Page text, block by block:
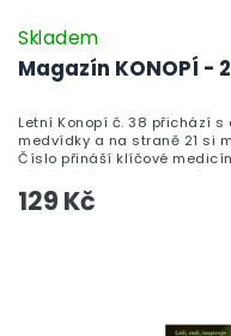
Magazín KONOPÍ -
Skladem
129 Kč
Letní Konopí č. 38 přichází s
medvídky a na straně 21 si
Číslo přináší klíčové
při léčbě úzkosti, depresí a
konopí od kočovníků po
tajemství edestinu,
semínku, a pěstitele zaujme